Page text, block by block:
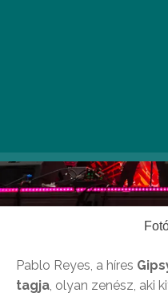
Pablo Reyes, a híres
tagja, olyan zenész, aki